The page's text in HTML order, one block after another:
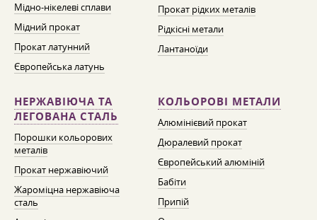
Мідно-нікелеві сплави
Мідний прокат
Прокат латунний
Європейська латунь
Прокат рідких металів
Рідкісні метали
Лантаноїди
НЕРЖАВІЮЧА ТА
ЛЕГОВАНА СТАЛЬ
Порошки кольорових
металів
Прокат нержавіючий
Жароміцна нержавіюча
сталь
КОЛЬОРОВІ МЕТАЛИ
Алюмінієвий прокат
Дюралевий прокат
Європейський алюміній
Бабіти
Припій